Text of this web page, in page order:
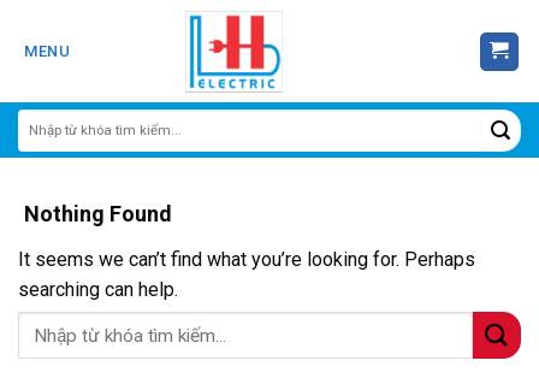
MENU
Nothing Found
It seems we can’t find what you’re looking for. Perhaps
searching can help.